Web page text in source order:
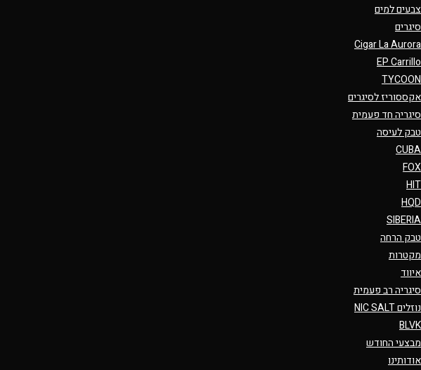
צבעים למים
סיגרים
Cigar La Aurora
EP Carrillo
TYCOON
אקססוריז לסיגרים
סיגריה חד פעמית
טבק לעיסה
CUBA
FOX
HIT
HQD
SIBERIA
טבק הרחה
מקטרות
איווד
סיגריה רב פעמית
נוזלים NIC SALT
BLVK
מבצעי החודש
אודותינו